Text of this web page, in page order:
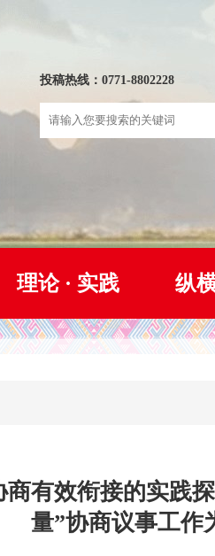
投稿热线：0771-8802228
理论 · 实践 纵
商有效衔接的实践
量”协商议事工作